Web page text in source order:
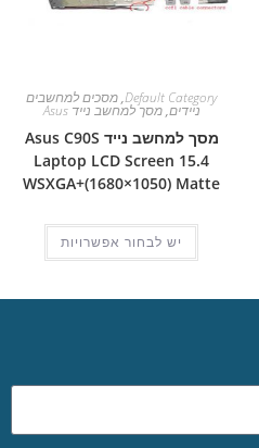
Default Category
,מסכים למחשבים
ניידים,מסך למחשב נייד Asus
מסך למחשב נייד Asus C90S
Laptop LCD Screen 15.4
WSXGA+(1680×1050) Matte
יש לבחור אפשרויות